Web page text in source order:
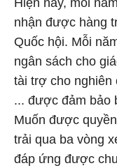
Hiện nay, mỗi
nhận được hàng
Quốc hội. Mỗi
ngân sách cho
tài trợ cho nghiên
... được đảm bảo
Muốn được
trải qua ba vòng
đáp ứng được